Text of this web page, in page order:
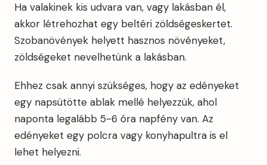
Ha valakinek kis udvara van, vagy lakásban él,
akkor létrehozhat egy beltéri zöldségeskertet.
Szobanövények helyett hasznos növényeket,
zöldségeket nevelhetünk a lakásban.
Ehhez csak annyi szükséges, hogy az edényeket
egy napsütötte ablak mellé helyezzük, ahol
naponta legalább 5-6 óra napfény van. Az
edényeket egy polcra vagy konyhapultra is el
lehet helyezni.